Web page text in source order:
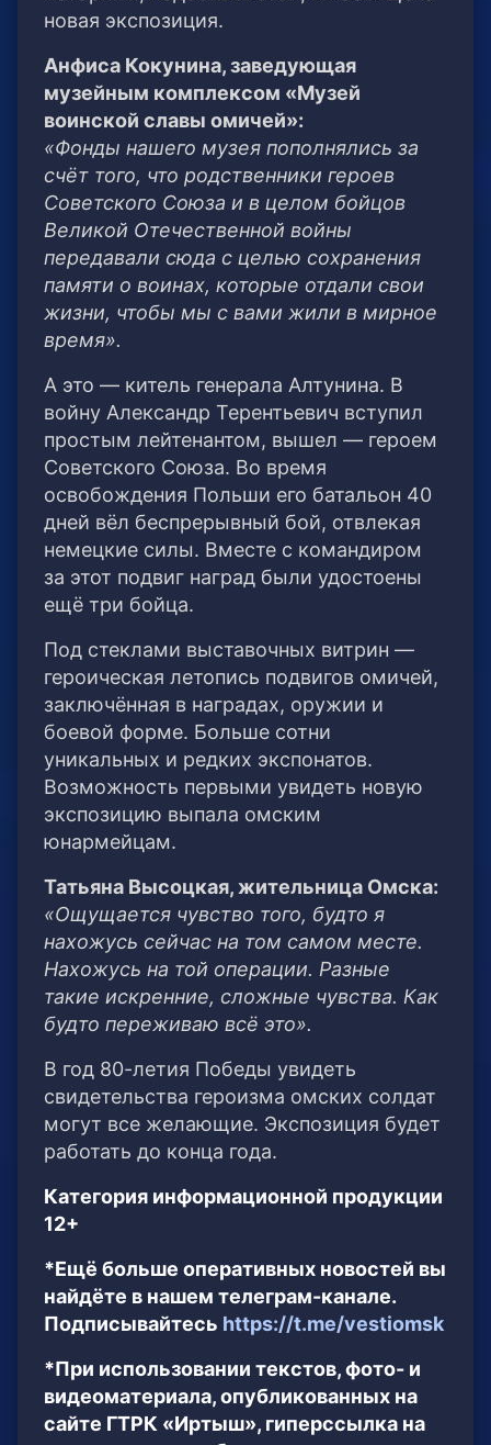
новая экспозиция.
Анфиса Кокунина, заведующая
музейным комплексом «Музей
воинской славы омичей»:
«Фонды нашего музея пополнялись за
счёт того, что родственники героев
Советского Союза и в целом бойцов
Великой Отечественной войны
передавали сюда с целью сохранения
памяти о воинах, которые отдали свои
жизни, чтобы мы с вами жили в мирное
время».
А это — китель генерала Алтунина. В
войну Александр Терентьевич вступил
простым лейтенантом, вышел — героем
Советского Союза. Во время
освобождения Польши его батальон 40
дней вёл беспрерывный бой, отвлекая
немецкие силы. Вместе с командиром
за этот подвиг наград были удостоены
ещё три бойца.
Под стеклами выставочных витрин —
героическая летопись подвигов омичей,
заключённая в наградах, оружии и
боевой форме. Больше сотни
уникальных и редких экспонатов.
Возможность первыми увидеть новую
экспозицию выпала омским
юнармейцам.
Татьяна Высоцкая, жительница Омска:
«Ощущается чувство того, будто я
нахожусь сейчас на том самом месте.
Нахожусь на той операции. Разные
такие искренние, сложные чувства. Как
будто переживаю всё это».
В год 80-летия Победы увидеть
свидетельства героизма омских солдат
могут все желающие. Экспозиция будет
работать до конца года.
Категория информационной продукции
12+
*Ещё больше оперативных новостей вы
найдёте в нашем телеграм-канале.
Подписывайтесь https://t.me/vestiomsk
*При использовании текстов, фото- и
видеоматериала, опубликованных на
сайте ГТРК «Иртыш», гиперссылка на